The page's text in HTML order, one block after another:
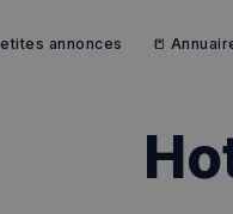
annonces 📒